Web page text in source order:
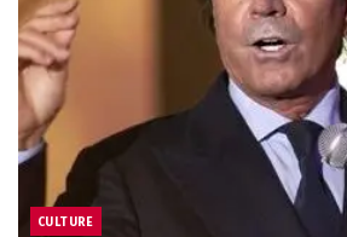
CULTURE